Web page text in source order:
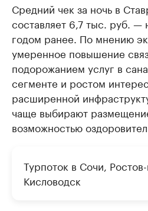
Средний чек за ночь в
составляет 6,7 тыс. руб.
годом ранее. По мнению
умеренное повышение
подорожанием услуг в
сегменте и ростом
расширенной
чаще выбирают
возможностью
Турпоток в Сочи,
Кисловодск